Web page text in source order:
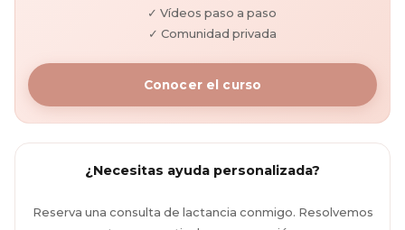
✓ Vídeos paso a paso
✓ Comunidad privada
Conocer el curso
¿Necesitas ayuda personalizada?
Reserva una consulta de lactancia conmigo. Resolvemos